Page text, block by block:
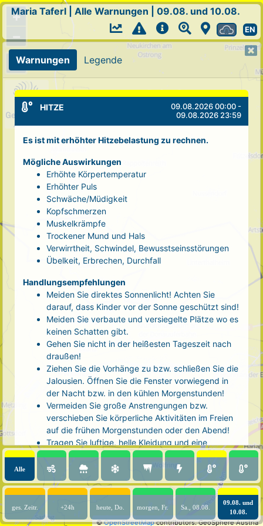
+
−
©OpenStreetMapcontributors. GeoSphere Austria
Maria Taferl| Alle Warnungen 09.08. und 10.08.
EN
Warnungen Legende
HITZE
09.08.2026 00:00 -
09.08.2026 23:59
Es ist mit erhöhter Hitzebelastung zu rechnen.
Mögliche Auswirkungen
Erhöhte Körpertemperatur
Erhöhter Puls
Schwäche/Müdigkeit
Kopfschmerzen
Muskelkrämpfe
Trockener Mund und Hals
Verwirrtheit, Schwindel, Bewusstseinsstörungen
Übelkeit, Erbrechen, Durchfall
Handlungsempfehlungen
Meiden Sie direktes Sonnenlicht! Achten Sie
darauf, dass Kinder vor der Sonne geschützt sind!
Meiden Sie verbaute und versiegelte Plätze wo es
keinen Schatten gibt.
Gehen Sie nicht in der heißesten Tageszeit nach
draußen!
Ziehen Sie die Vorhänge zu bzw. schließen Sie die
Jalousien. Öffnen Sie die Fenster vorwiegend in
der Nacht bzw. in den kühlen Morgenstunden!
Vermeiden Sie große Anstrengungen bzw.
verschieben Sie körperliche Aktivitäten im Freien
auf die frühen Morgenstunden oder den Abend!
Tragen Sie luftige, helle Kleidung und eine
Kopfbedeckung!
Nehmen Sie eine kühle Dusche! Auch kalte Arm-
und Fußbäder wirken entlastend.
Trinken Sie ausreichend und regelmäßig
(mindestens 2 - 3 Liter pro Tag)! Optimal sind
Wasser, ungesüßter Tee oder mit Wasser
Alle
ges. Zeitr. +24h heute, Do. morgen, Fr. Sa., 08.08.
09.08. und
10.08.